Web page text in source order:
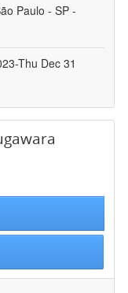
Paulo - SP -
Thu Dec 31